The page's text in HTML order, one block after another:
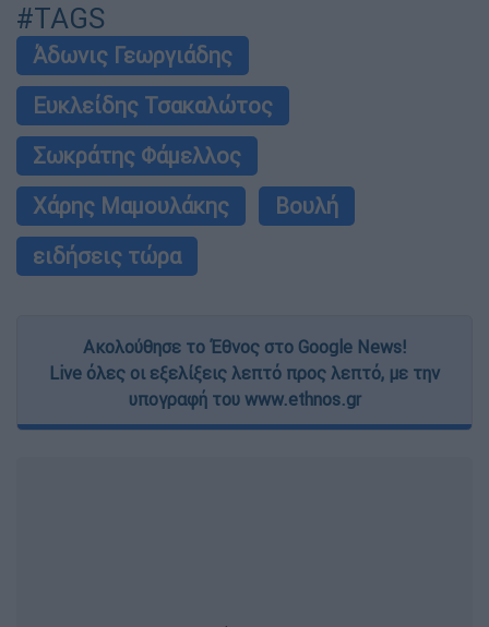
#TAGS
Άδωνις Γεωργιάδης
Ευκλείδης Τσακαλώτος
Σωκράτης Φάμελλος
Χάρης Μαμουλάκης
Βουλή
ειδήσεις τώρα
Ακολούθησε το Έθνος στο Google News!
Live όλες οι εξελίξεις λεπτό προς λεπτό, με την
υπογραφή του www.ethnos.gr